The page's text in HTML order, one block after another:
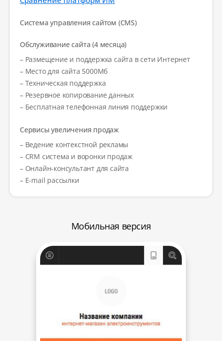
Система управления сайтом (CMS)
Обслуживание сайта (4 месяца)
– Размещение и поддержка сайта в сети Интернет
– Место для сайта 5000Мб
– Техническая поддержка
– Резервное копирование данных
– Бесплатная телефонная линия поддержки
Сервисы увеличения продаж
– Ведение контекстной рекламы
– CRM система и воронки продаж
– Онлайн-консультант для сайта
– E-mail рассылки
Мобильная версия